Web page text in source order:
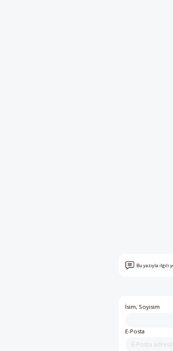
Bu yazıyla ilgili
İsim, Soyisim
E-Posta